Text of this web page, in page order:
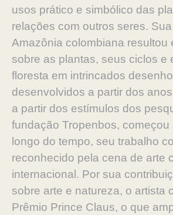
usos prático e simbólico das
relações com outros seres.
Amazônia colombiana resultou
sobre as plantas, seus ciclos e
floresta em intrincados
desenvolvidos a partir dos
a partir dos estímulos dos
fundação Tropenbos, começou
longo do tempo, seu trabalho
reconhecido pela cena de arte
internacional. Por sua
sobre arte e natureza, o artista
Prêmio Prince Claus, o que